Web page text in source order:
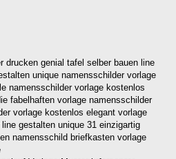
drucken genial tafel selber bauen line
unique namensschilder vorlage
namensschilder vorlage kostenlos
fabelhaften vorlage namensschilder
vorlage kostenlos elegant vorlage
gestalten unique 31 einzigartig
namensschild briefkasten vorlage